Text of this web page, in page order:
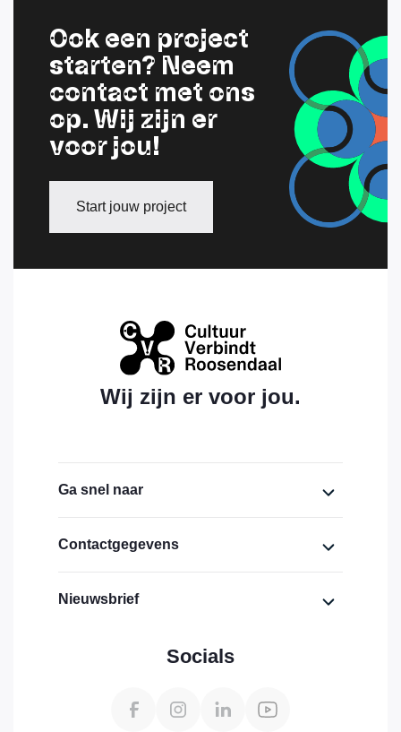
Ook een project
starten? Neem
contact met ons
op. Wij zijn er
voor jou!
Start jouw project
Wij zijn er voor jou.
Ga snel naar
Financiering
Contactgegevens
lokaal 1.19 (eerste verdieping)
4707 ZH Roosendaal
Nieuwsbrief
Socials